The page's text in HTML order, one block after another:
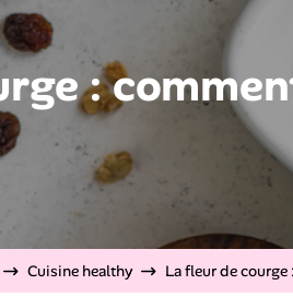
:
Cuisine healthy La fleur de